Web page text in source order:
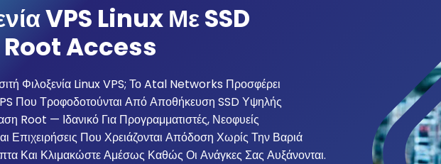
VPS Linux Με SSD
Access
Φιλοξενία Linux VPS; Το Atal Networks Προσφέρει
Που Τροφοδοτούνται Από Αποθήκευση SSD Υψηλής
Root — Ιδανικό Για Προγραμματιστές, Νεοφυείς
Επιχειρήσεις Που Χρειάζονται Απόδοση Χωρίς Την Βαριά
Και Κλιμακώστε Αμέσως Καθώς Οι Ανάγκες Σας Αυξάνονται.